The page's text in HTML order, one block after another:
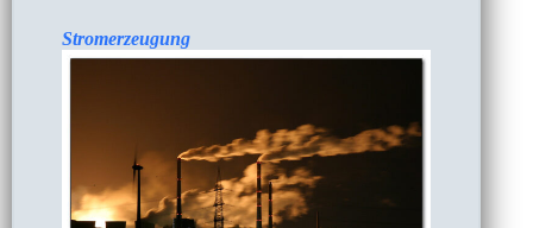
Stromerzeugung